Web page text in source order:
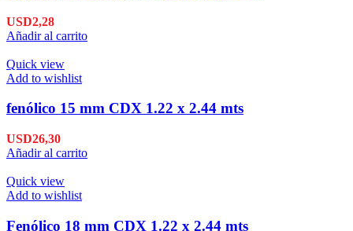
USD2,28
Añadir al carrito
Quick view
Add to wishlist
fenólico 15 mm CDX 1.22 x 2.44 mts
USD26,30
Añadir al carrito
Quick view
Add to wishlist
Fenólico 18 mm CDX 1.22 x 2.44 mts